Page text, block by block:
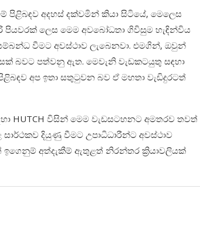
පිළිබඳව අදහස් දක්වමින් කියා සිටියේ, මෙලෙස
පියවරක් ලෙස මෙම අවබෝධතා ගිවිසුම හැඳින්විය
වීමට අවස්ථාව ලැබෙනවා. එමගින්, ඔවුන්
බවට පත්වනු ඇත. මෙවැනි වැඩකටයුතු සඳහා
අප ඉතා සතුටුවන බව ඒ මහතා වැඩිදුරටත්
HUTCH විසින් මෙම වැඩසටහනට අමතරව තවත්
දියුණු වීමට උපාධිධාරීන්ට අවස්ථාව
අත්දැකීම් ඇතුළත් නිරන්තර ක්‍රියාවලියක්